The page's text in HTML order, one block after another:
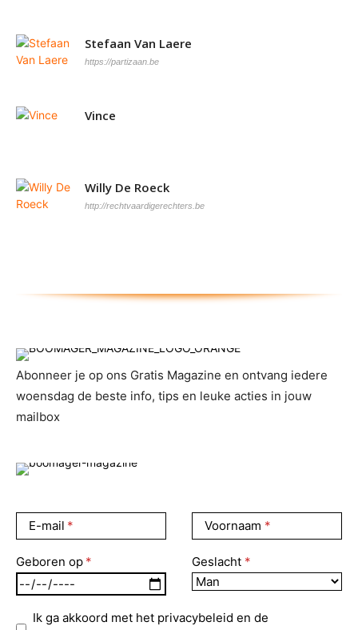
Stefaan Van Laere
https://partizaan.be
Vince
Willy De Roeck
http://rechtvaardigerechters.be
Abonneer je op ons Gratis Magazine en ontvang iedere
woensdag de beste info, tips en leuke acties in jouw
mailbox
E-mail Voornaam
Geboren op Geslacht
Ik ga akkoord met het privacybeleid en de